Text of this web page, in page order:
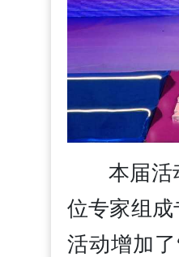
本届活
位专家组
活动增加